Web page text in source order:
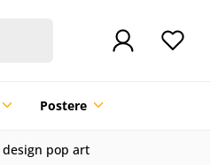
Postere
pop art